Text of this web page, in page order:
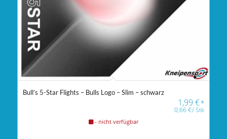
Bull’s 5-Star Flights – Bulls Logo – Slim – schwarz
1,99€*
0,66€/Stk
- nicht verfügbar